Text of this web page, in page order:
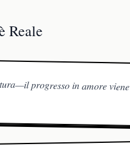
Reale
progresso in amore viene